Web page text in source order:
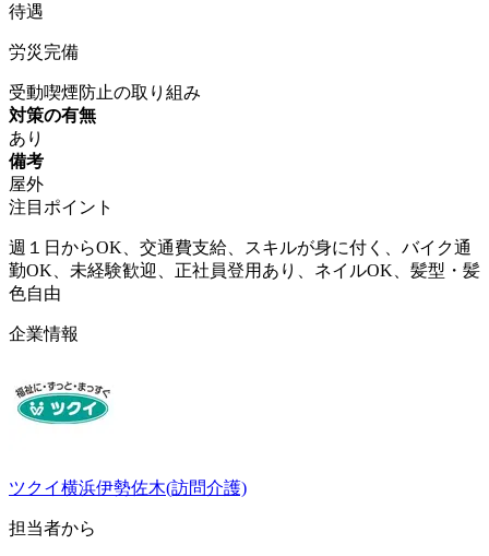
待遇
労災完備
受動喫煙防止の取り組み
対策の有無
あり
備考
屋外
注目ポイント
週１日からOK、交通費支給、スキルが身に付く、バイク通
勤OK、未経験歓迎、正社員登用あり、ネイルOK、髪型・髪
色自由
企業情報
ツクイ横浜伊勢佐木(訪問介護)
担当者から